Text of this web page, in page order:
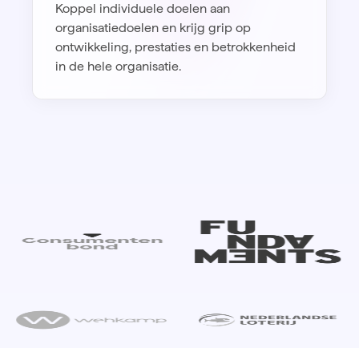
Koppel individuele doelen aan
organisatiedoelen en krijg grip op
ontwikkeling, prestaties en betrokkenheid
in de hele organisatie.